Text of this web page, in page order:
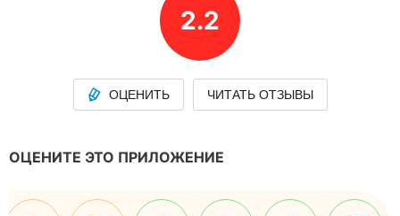
2.2
ОЦЕНИТЬ ЧИТАТЬ ОТЗЫВЫ
ОЦЕНИТЕ ЭТО ПРИЛОЖЕНИЕ